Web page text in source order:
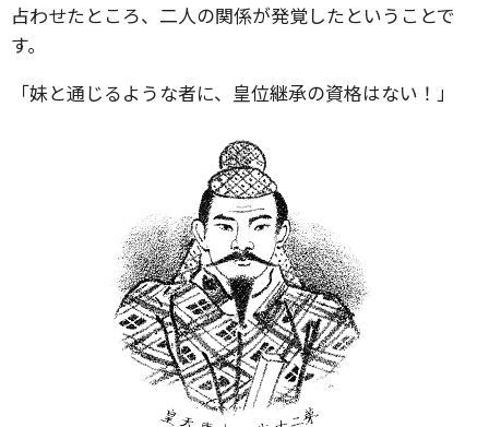
占わせたところ、二人の関係が発覚したということで
す。
「妹と通じるような者に、皇位継承の資格はない！」